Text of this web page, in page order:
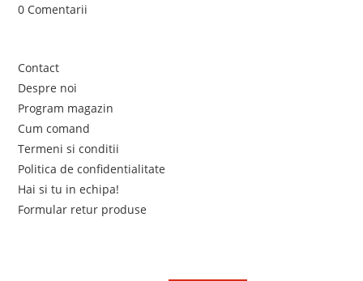
0 Comentarii
Contact
Despre noi
Program magazin
Cum comand
Termeni si conditii
Politica de confidentialitate
Hai si tu in echipa!
Formular retur produse